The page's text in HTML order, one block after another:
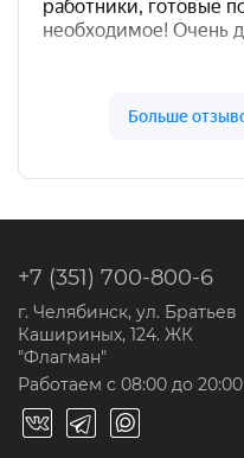
+7 (351) 700-800-6
г. Челябинск, ул. Братьев
Кашириных, 124. ЖК
"Флагман"
Работаем с 08:00 до 20:00